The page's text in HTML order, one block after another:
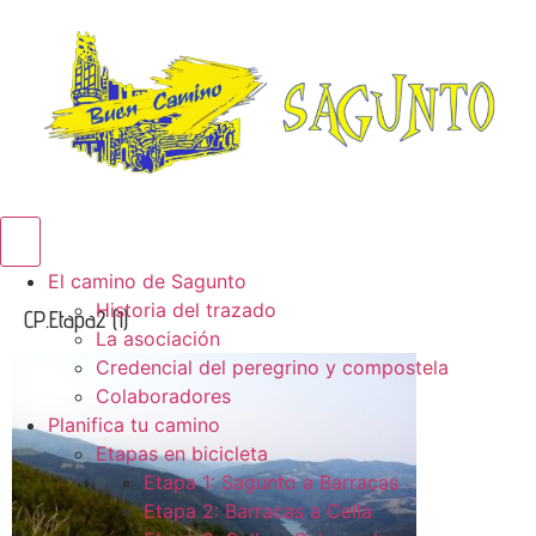
El camino de Sagunto
Historia del trazado
La asociación
Credencial del peregrino y compostela
Colaboradores
Planifica tu camino
Etapas en bicicleta
Etapa 1: Sagunto a Barracas
Etapa 2: Barracas a Cella
CP.Etapa2 (1)